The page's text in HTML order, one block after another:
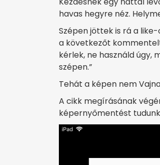
havas hegyre néz.
Szépen jöttek is rá a
a következőt
kérlek, ne használd úgy,
szépen.”
Tehát a képen nem
A cikk megírásának
képernyőmentést